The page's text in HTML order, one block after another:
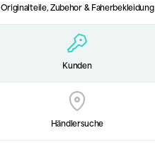
Originalteile, Zubehor & Faherbekleidung
Kunden
Händlersuche